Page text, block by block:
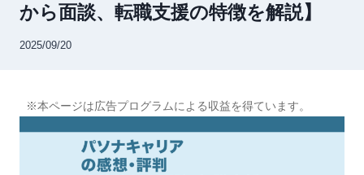
から面談、転職支援の特徴を解説】
2025/09/20
※本ページは広告プログラムによる収益を得ています。